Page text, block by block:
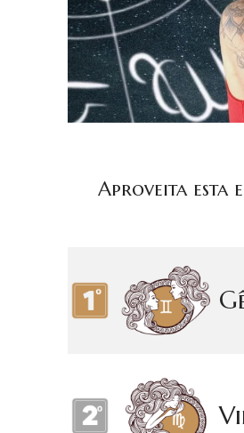
Aproveita esta